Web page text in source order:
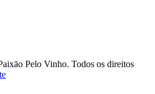
Pelo Vinho. Todos os direitos